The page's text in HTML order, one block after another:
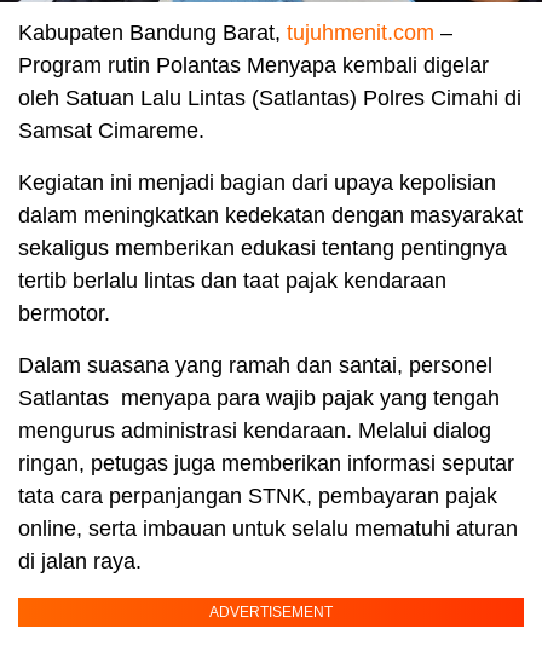
Kabupaten Bandung Barat, tujuhmenit.com –
Program rutin Polantas Menyapa kembali digelar
oleh Satuan Lalu Lintas (Satlantas) Polres Cimahi di
Samsat Cimareme.
Kegiatan ini menjadi bagian dari upaya kepolisian
dalam meningkatkan kedekatan dengan masyarakat
sekaligus memberikan edukasi tentang pentingnya
tertib berlalu lintas dan taat pajak kendaraan
bermotor.
Dalam suasana yang ramah dan santai, personel
Satlantas menyapa para wajib pajak yang tengah
mengurus administrasi kendaraan. Melalui dialog
ringan, petugas juga memberikan informasi seputar
tata cara perpanjangan STNK, pembayaran pajak
online, serta imbauan untuk selalu mematuhi aturan
di jalan raya.
ADVERTISEMENT